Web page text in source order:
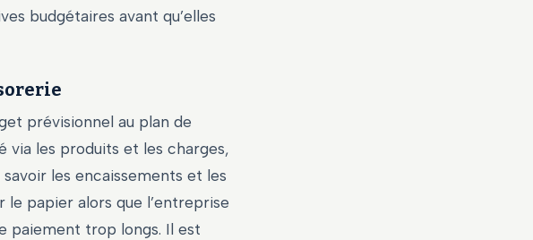
budgétaires avant qu’elles
prévisionnel au plan de
via les produits et les charges,
les encaissements et les
papier alors que l’entreprise
paiement trop longs. Il est